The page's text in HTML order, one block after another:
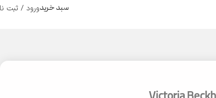
0
سبد خریدورود / ثبت